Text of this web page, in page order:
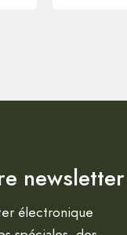
newsletter
électronique